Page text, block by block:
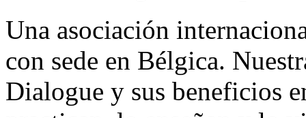
Una asociación
con sede en Bélgica.
Dialogue y sus beneficios